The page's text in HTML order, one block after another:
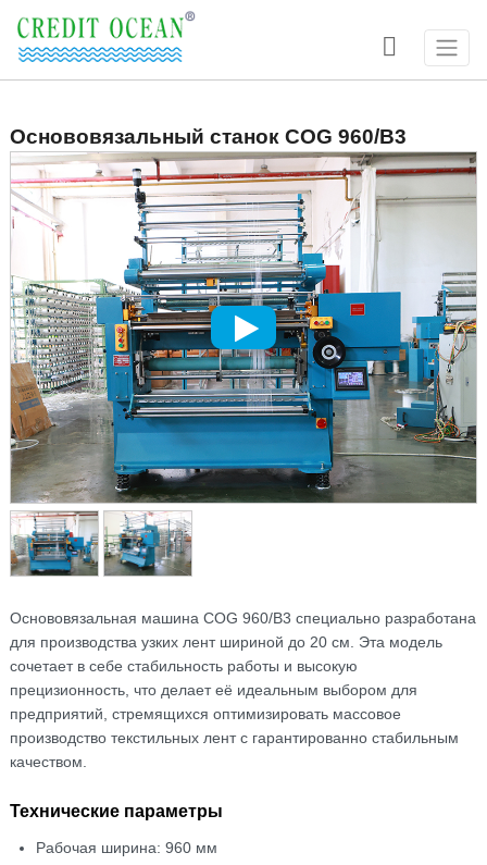

Основовязальный станок COG 960/B3
Основовязальная машина COG 960/B3 специально разработана
для производства узких лент шириной до 20 см. Эта модель
сочетает в себе стабильность работы и высокую
прецизионность, что делает её идеальным выбором для
предприятий, стремящихся оптимизировать массовое
производство текстильных лент с гарантированно стабильным
качеством.
Технические параметры
Рабочая ширина: 960 мм